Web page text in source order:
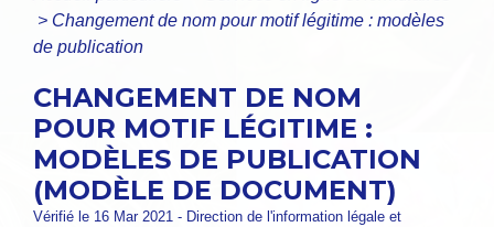
> Changement de nom pour motif légitime : modèles
de publication
CHANGEMENT DE NOM
POUR MOTIF LÉGITIME :
MODÈLES DE PUBLICATION
(MODÈLE DE DOCUMENT)
Vérifié le 16 Mar 2021 - Direction de l'information légale et